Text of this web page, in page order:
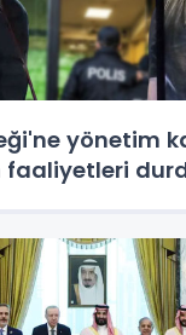
yönetim
faaliyetleri